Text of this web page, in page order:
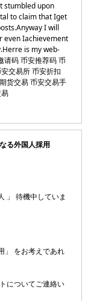
stumbled upon
to claim that Iget
I will
even Iachievement
is my web-
请码 币安推荐码 币
交易所 币安折扣
货交易 币安交易手
る外国人採用
待機中していま
」 をお考えであれ
についてご連絡い